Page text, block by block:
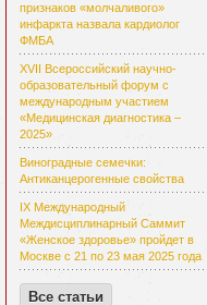
признаков «молчаливого»
инфаркта назвала кардиолог
ФМБА
XVII Всероссийский научно-
образовательный форум с
международным участием
«Медицинская диагностика –
2025»
Виноградные семечки:
Антиканцерогенные свойства
IX Международный
Междисциплинарный Саммит
«Женское здоровье» пройдет в
Москве с 21 по 23 мая 2025 года
Все статьи